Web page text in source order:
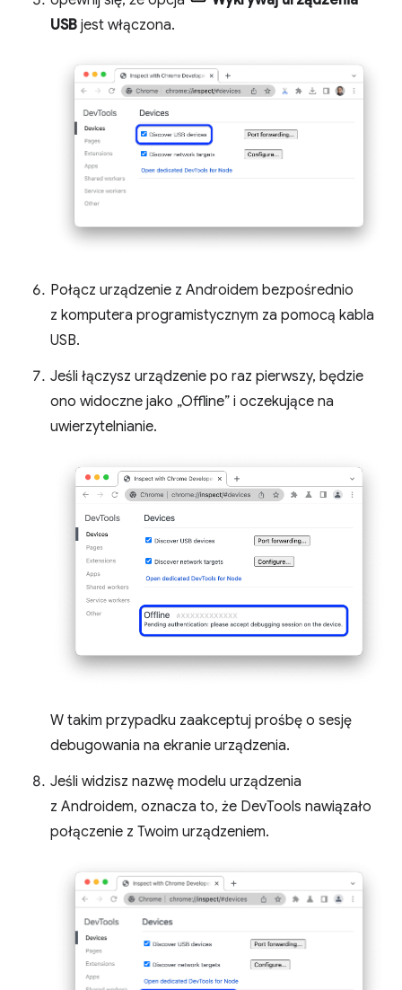
USB jest włączona.
Połącz urządzenie z Androidem bezpośrednio
z komputera programistycznym za pomocą kabla
USB.
Jeśli łączysz urządzenie po raz pierwszy, będzie
ono widoczne jako „Offline” i oczekujące na
uwierzytelnianie.
W takim przypadku zaakceptuj prośbę o sesję
debugowania na ekranie urządzenia.
Jeśli widzisz nazwę modelu urządzenia
z Androidem, oznacza to, że DevTools nawiązało
połączenie z Twoim urządzeniem.